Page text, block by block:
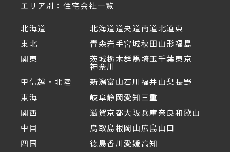
エリア別：住宅会社一覧
北海道 北海道道央道南道北道東
東北
青森岩手宮城秋田山形福島
関東
茨城栃木群馬埼玉千葉東京
神奈川
甲信越・北陸
新潟富山石川福井山梨長野
東海
岐阜静岡愛知三重
関西
滋賀京都大阪兵庫奈良和歌山
中国
鳥取島根岡山広島山口
四国
徳島香川愛媛高知